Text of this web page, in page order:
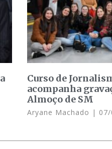
Curso de
acompanha
Almoço de SM
Aryane Machado